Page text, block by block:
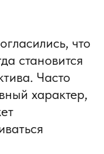
что
становится
Часто
характер,